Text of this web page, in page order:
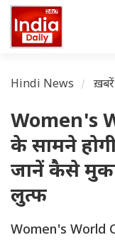
Hindi News ख़बरें
Women's
के सामने
जानें कैसे
लुत्फ
Women's World